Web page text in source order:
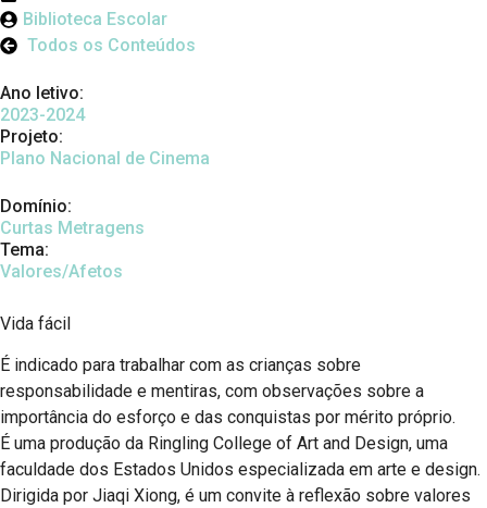
Biblioteca Escolar
Todos os Conteúdos
Ano letivo:
2023-2024
Projeto:
Plano Nacional de Cinema
Domínio:
Curtas Metragens
Tema:
Valores/Afetos
Vida fácil
É indicado para trabalhar com as crianças sobre
responsabilidade e mentiras, com observações sobre a
importância do esforço e das conquistas por mérito próprio.
É uma produção da Ringling College of Art and Design, uma
faculdade dos Estados Unidos especializada em arte e design.
Dirigida por Jiaqi Xiong, é um convite à reflexão sobre valores